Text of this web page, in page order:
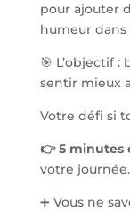
pour ajouter
humeur dans
🎯 L’objectif
sentir mieux
Votre défi si
👉 5 minutes
votre journée.
➕ Vous ne